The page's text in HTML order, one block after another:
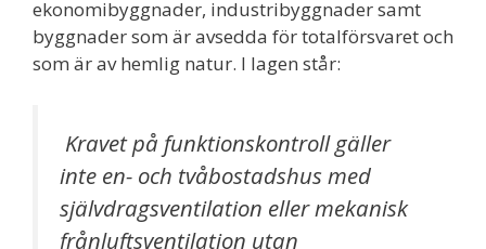
ekonomibyggnader, industribyggnader samt
byggnader som är avsedda för totalförsvaret och
som är av hemlig natur. I lagen står:
Kravet på funktionskontroll gäller
inte en- och tvåbostadshus med
självdragsventilation eller mekanisk
frånluftsventilation utan